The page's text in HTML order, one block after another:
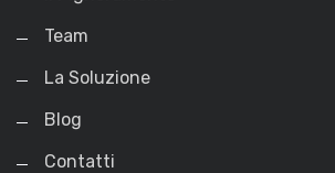
Team
La Soluzione
Blog
Contatti